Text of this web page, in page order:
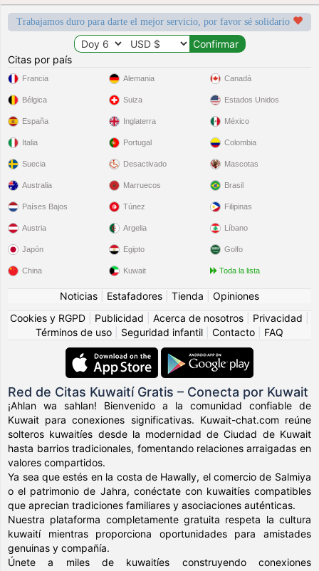
Trabajamos duro para darte el mejor servicio, por favor sé solidario
Citas por país
Francia
Bélgica
España
Italia
Suecia
Alemania
Suiza
Inglaterra
Portugal
Desactivado
Canadá
Estados Unidos
México
Colombia
Mascotas
Australia
Países Bajos
Austria
Japón
China
Marruecos
Túnez
Argelia
Egipto
Kuwait
Brasil
Filipinas
Líbano
Golfo
Toda la lista
Noticias Estafadores Tienda
Opiniones
Cookies y RGPD
Publicidad Acerca de nosotros Privacidad
Términos de uso
Seguridad infantil Contacto FAQ
Red de Citas Kuwaití Gratis – Conecta por Kuwait
¡Ahlan wa sahlan! Bienvenido a la comunidad confiable de
Kuwait para conexiones significativas. Kuwait-chat.com reúne
solteros kuwaitíes desde la modernidad de Ciudad de Kuwait
hasta barrios tradicionales, fomentando relaciones arraigadas en
valores compartidos.
Ya sea que estés en la costa de Hawally, el comercio de Salmiya
o el patrimonio de Jahra, conéctate con kuwaitíes compatibles
que aprecian tradiciones familiares y asociaciones auténticas.
Nuestra plataforma completamente gratuita respeta la cultura
kuwaití mientras proporciona oportunidades para amistades
genuinas y compañía.
Únete a miles de kuwaitíes construyendo conexiones